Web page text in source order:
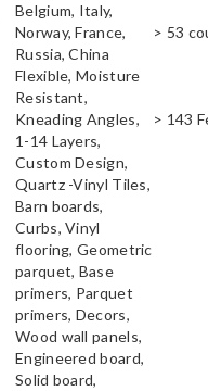
Belgium, Italy,
Norway, France,
Russia, China
> 53
Flexible, Moisture
Resistant,
Kneading Angles,
1-14 Layers,
Custom Design,
> 143
Quartz -Vinyl Tiles,
Barn boards,
Curbs, Vinyl
flooring, Geometric
parquet, Base
primers, Parquet
primers, Decors,
Wood wall panels,
Engineered board,
Solid board,